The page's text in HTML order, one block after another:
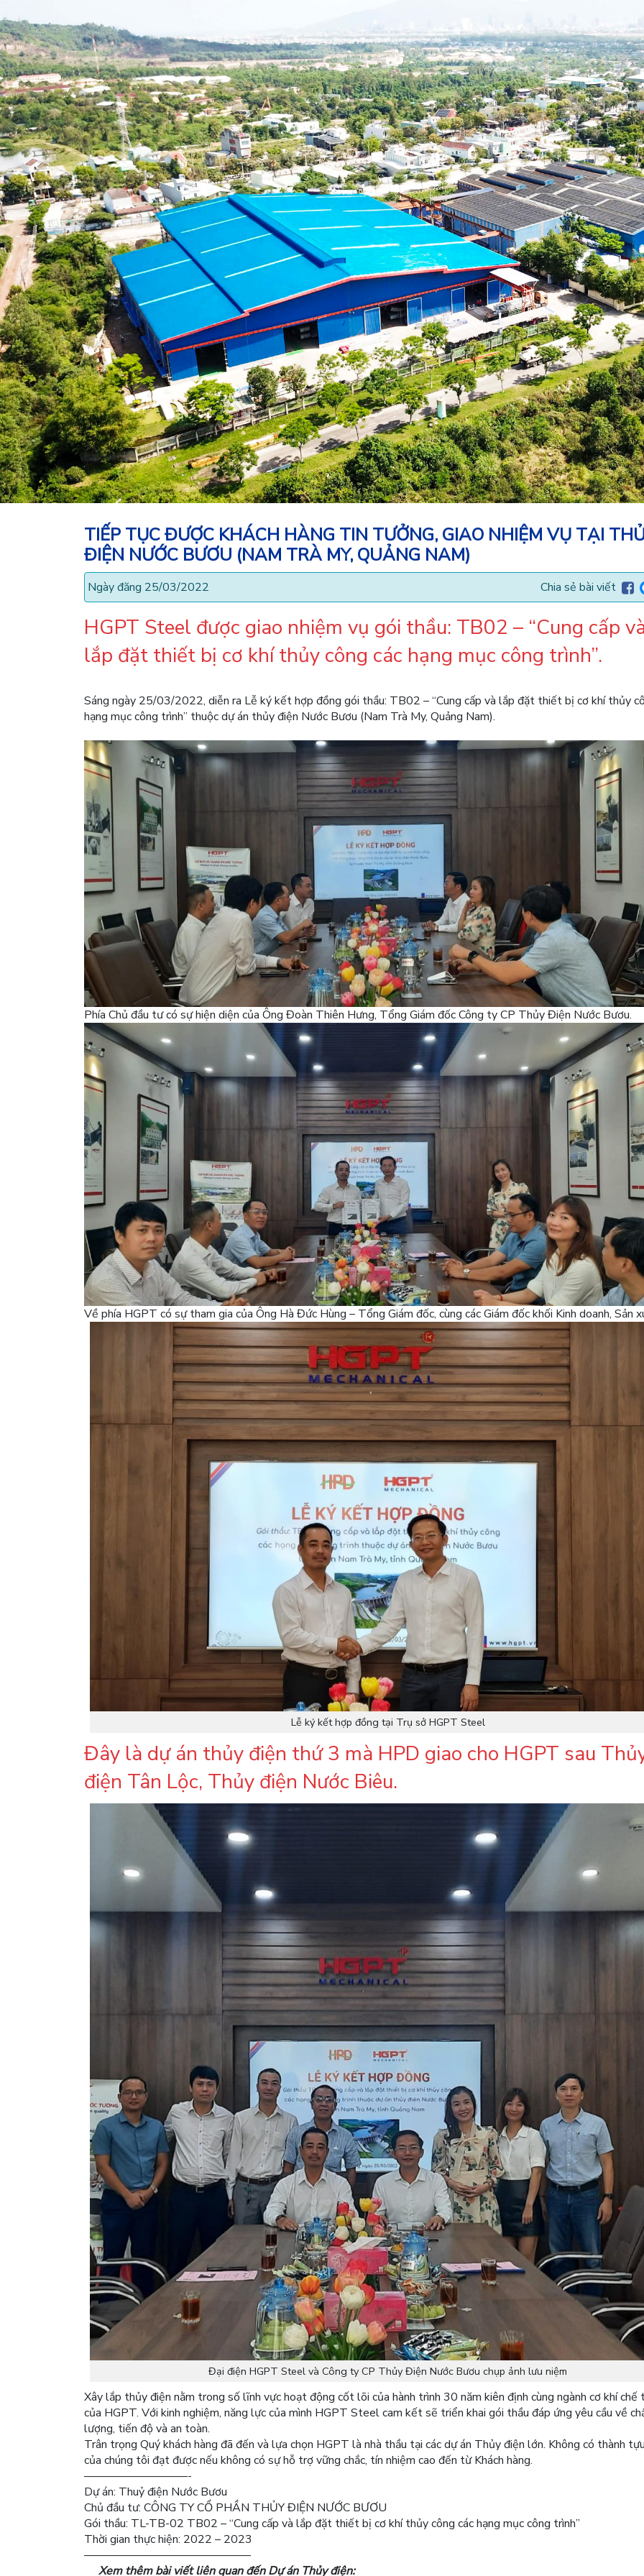
TIẾP TỤC ĐƯỢC KHÁCH HÀNG TIN TƯỞNG, GIAO NHIỆM VỤ TẠI
ĐIỆN NƯỚC BƯƠU (NAM TRÀ MY, QUẢNG NAM)
Ngày đăng 25/03/2022 Chia sẻ bài viết
HGPT Steel được giao nhiệm vụ gói thầu: TB02 – “Cung cấp
lắp đặt thiết bị cơ khí thủy công các hạng mục công trình”.
Sáng ngày 25/03/2022, diễn ra Lễ ký kết hợp đồng gói thầu: TB02 – “Cung cấp và lắp đặt thiết bị cơ khí thủy
hạng mục công trình” thuộc dự án thủy điện Nước Bươu (Nam Trà My, Quảng Nam).
Phía Chủ đầu tư có sự hiện diện của Ông Đoàn Thiên Hưng, Tổng Giám đốc Công ty CP Thủy Điện Nước Bươu.
Về phía HGPT có sự tham gia của Ông Hà Đức Hùng – Tổng Giám đốc, cùng các Giám đốc khối Kinh doanh, Sản
Lễ ký kết hợp đồng tại Trụ sở HGPT Steel
Đây là dự án thủy điện thứ 3 mà HPD giao cho HGPT sau
điện Tân Lộc, Thủy điện Nước Biêu.
Đại điện HGPT Steel và Công ty CP Thủy Điện Nước Bươu chụp ảnh lưu niệm
Xây lắp thủy điện nằm trong số lĩnh vực hoạt động cốt lõi của hành trình 30 năm kiên định cùng ngành cơ khí chế
của HGPT. Với kinh nghiệm, năng lực của mình HGPT Steel cam kết sẽ triển khai gói thầu đáp ứng yêu cầu về
lượng, tiến độ và an toàn.
Trân trọng Quý khách hàng đã đến và lựa chọn HGPT là nhà thầu tại các dự án Thủy điện lớn. Không có thành
của chúng tôi đạt được nếu không có sự hỗ trợ vững chắc, tín nhiệm cao đến từ Khách hàng.
—————————-
Dự án: Thuỷ điện Nước Bươu
Chủ đầu tư: CÔNG TY CỔ PHẦN THỦY ĐIỆN NƯỚC BƯƠU
Gói thầu: TL-TB-02 TB02 – “Cung cấp và lắp đặt thiết bị cơ khí thủy công các hạng mục công trình”
Thời gian thực hiện: 2022 – 2023
——————————————–
Xem thêm bài viết liên quan đến Dự án Thủy điện: